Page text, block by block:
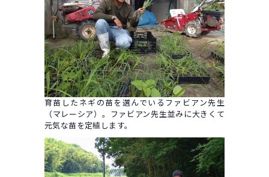
育苗したネギの苗を選んでいるファビアン先生
（マレーシア）。ファビアン先生並みに大きくて
元気な苗を定植します。